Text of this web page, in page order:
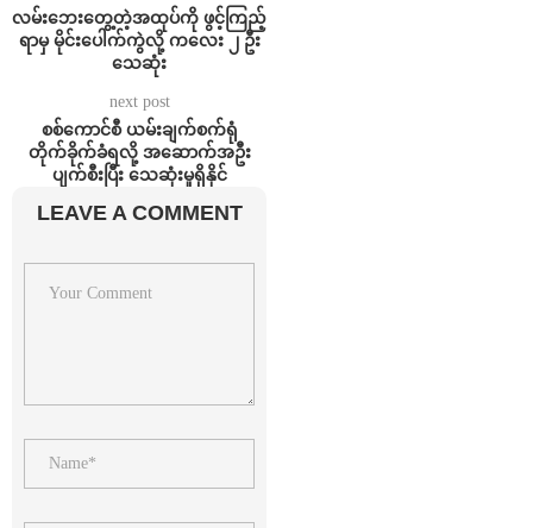
လမ်းဘေးတွေ့တဲ့အထုပ်ကို ဖွင့်ကြည့်
ရာမှ မိုင်းပေါက်ကွဲလို့ ကလေး ၂ ဦး
သေဆုံး
next post
စစ်ကောင်စီ ယမ်းချက်စက်ရုံ
တိုက်ခိုက်ခံရလို့ အဆောက်အဦး
ပျက်စီးပြီး သေဆုံးမှုရှိနိုင်
LEAVE A COMMENT